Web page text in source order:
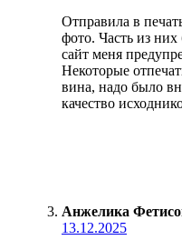
Отправила в
фото. Часть из
сайт меня
Некоторые
вина, надо было
качество
Анжелика
13.12.2025